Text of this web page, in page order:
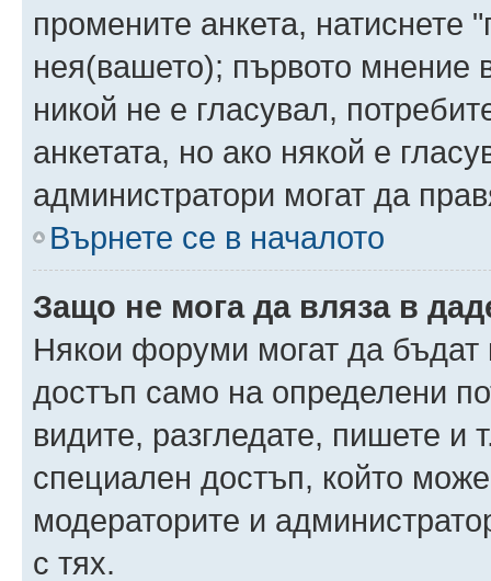
промените анкета, натиснете
нея(вашето); първото мнение
никой не е гласувал,
анкетата, но ако някой е
администратори могат да
Върнете се в началото
Защо не мога да вляза в
Някои форуми могат да бъдат
достъп само на определени
видите, разгледате, пишете
специален достъп, който
модераторите и
с тях.